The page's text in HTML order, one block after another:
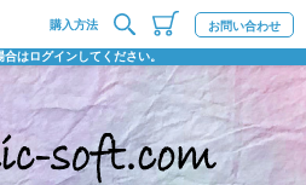
合はログインしてください。
購入方法 お問い合わせ